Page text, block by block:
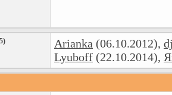
Arianka (06.10.2012),
Lyuboff (22.10.2014),